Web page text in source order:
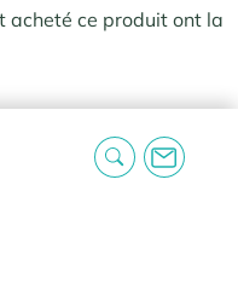
acheté ce produit ont la